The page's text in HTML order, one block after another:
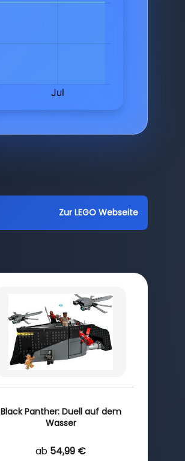
Zur LEGO Webseite
Black Panther: Duell auf dem
Wasser
ab 54,99 €